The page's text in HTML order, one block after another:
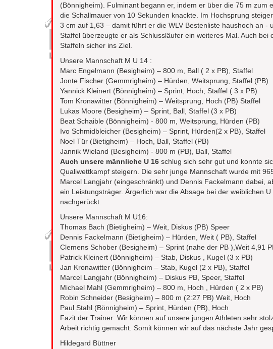
(Bönnigheim). Fulminant begann er, indem er über die 75 m zum
die Schallmauer von 10 Sekunden knackte. Im Hochsprung
3 cm auf 1,63 – damit führt er die WLV Bestenliste haushoch an -
Staffel überzeugte er als Schlussläufer ein weiteres Mal. Auch bei
Staffeln sicher ins Ziel.
Unsere Mannschaft M U 14 :
Marc Engelmann (Besigheim) – 800 m, Ball ( 2 x PB), Staffel
Jonte Fischer (Gemmrigheim) – Hürden, Weitsprung, Staffel (PB)
Yannick Kleinert (Bönnigheim) – Sprint, Hoch, Staffel ( 3 x PB)
Tom Kronawitter (Bönnigheim) – Weitsprung, Hoch (PB) Staffel
Lukas Moore (Besigheim) – Sprint, Ball, Staffel (3 x PB)
Beat Schaible (Bönnigheim) - 800 m, Weitsprung, Hürden (PB)
Ivo Schmidbleicher (Besigheim) – Sprint, Hürden(2 x PB), Staffel
Noel Tür (Bietigheim) – Hoch, Ball, Staffel (PB)
Jannik Wieland (Besigheim) - 800 m (PB), Ball, Staffel
Auch unsere männliche U 16 schlug sich sehr gut und konnte
Qualiwettkampf steigern. Die sehr junge Mannschaft wurde mit
Marcel Langjahr (eingeschränkt) und Dennis Fackelmann dabei,
ein Leistungsträger. Ärgerlich war die Absage bei der weiblichen
nachgerückt.
Unsere Mannschaft M U16:
Thomas Bach (Bietigheim) – Weit, Diskus (PB) Speer
Dennis Fackelmann (Bietigheim) – Hürden, Weit ( PB), Staffel
Clemens Schober (Besigheim) – Sprint (nahe der PB ),Weit 4,91
Patrick Kleinert (Bönnigheim) – Stab, Diskus , Kugel (3 x PB)
Jan Kronawitter (Bönnigheim – Stab, Kugel (2 x PB), Staffel
Marcel Langjahr (Bönnigheim) – Diskus PB, Speer, Staffel
Michael Mahl (Gemmrigheim) – 800 m, Hoch , Hürden ( 2 x PB)
Robin Schneider (Besigheim) – 800 m (2:27 PB) Weit, Hoch
Paul Stahl (Bönnigheim) – Sprint, Hürden (PB), Hoch
Fazit der Trainer: Wir können auf unsere jungen Athleten sehr
Arbeit richtig gemacht. Somit können wir auf das nächste Jahr
Hildegard Büttner